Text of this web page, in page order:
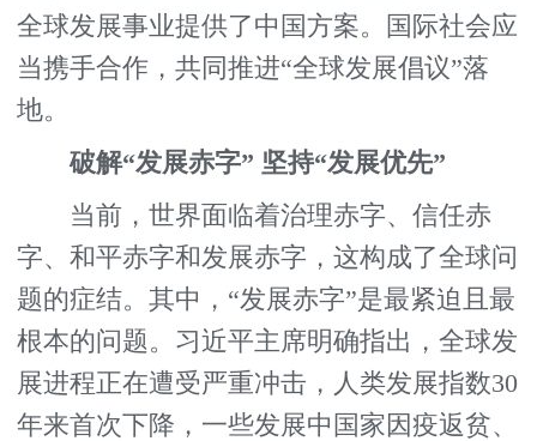
全球发展事业提供了中国方案。国际社会应
当携手合作，共同推进“全球发展倡议”落
地。
破解“发展赤字” 坚持“发展优先”
当前，世界面临着治理赤字、信任赤
字、和平赤字和发展赤字，这构成了全球问
题的症结。其中，“发展赤字”是最紧迫且最
根本的问题。习近平主席明确指出，全球发
展进程正在遭受严重冲击，人类发展指数30
年来首次下降，一些发展中国家因疫返贫、